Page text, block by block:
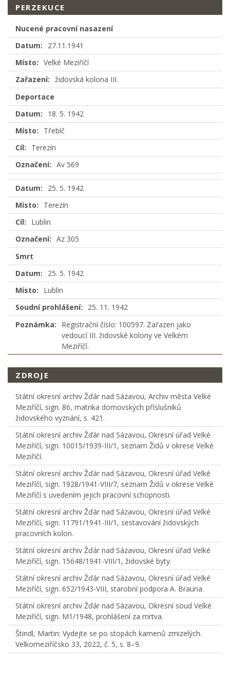
PERZEKUCE
Nucené pracovní nasazení
Datum:
27.11.1941
Místo: Velké Meziříčí
Zařazení:
židovská kolona III.
Deportace
Datum:
18. 5. 1942
Místo:
Třebíč
Cíl:
Terezín
Označení: Av 569
Datum:
25. 5. 1942
Místo:
Terezín
Cíl:
Lublin
Označení: Az 305
Smrt
Datum:
25. 5. 1942
Místo:
Lublin
Soudní prohlášení:
25. 11. 1942
Poznámka:
Registrační číslo: 100597. Zařazen jako
vedoucí III. židovské kolony ve Velkém
Meziříčí.
ZDROJE
Státní okresní archiv Žďár nad Sázavou, Archiv města Velké
Meziříčí, sign. 86, matrika domovských příslušníků
židovského vyznání, s. 421.
Státní okresní archiv Žďár nad Sázavou, Okresní úřad Velké
Meziříčí, sign. 10015/1939-III/1, seznam Židů v okrese Velké
Meziříčí.
Státní okresní archiv Žďár nad Sázavou, Okresní úřad Velké
Meziříčí, sign. 1928/1941-VIII/7, seznam Židů v okrese Velké
Meziříčí s uvedením jejich pracovní schopnosti.
Státní okresní archiv Žďár nad Sázavou, Okresní úřad Velké
Meziříčí, sign. 11791/1941-III/1, sestavování židovských
pracovních kolon.
Státní okresní archiv Žďár nad Sázavou, Okresní úřad Velké
Meziříčí, sign. 15648/1941-VIII/1, židovské byty.
Státní okresní archiv Žďár nad Sázavou, Okresní úřad Velké
Meziříčí, sign. 652/1943-VIII, starobní podpora A. Brauna.
Státní okresní archiv Žďár nad Sázavou, Okresní soud Velké
Meziříčí, sign. M1/1948, prohlášení za mrtva.
Štindl, Martin: Vydejte se po stopách kamenů zmizelých.
Velkomeziříčsko 33, 2022, č. 5, s. 8–9.